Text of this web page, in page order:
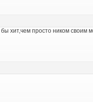
просто ником своим